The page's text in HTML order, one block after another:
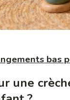
bas
une